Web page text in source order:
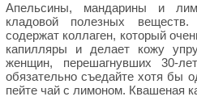
Апельсины, мандарины и
кладовой полезных
содержат коллаген, который
капилляры и делает кожу
женщин, перешагнувших 30-
обязательно съедайте хотя бы
пейте чай с лимоном. Квашеная